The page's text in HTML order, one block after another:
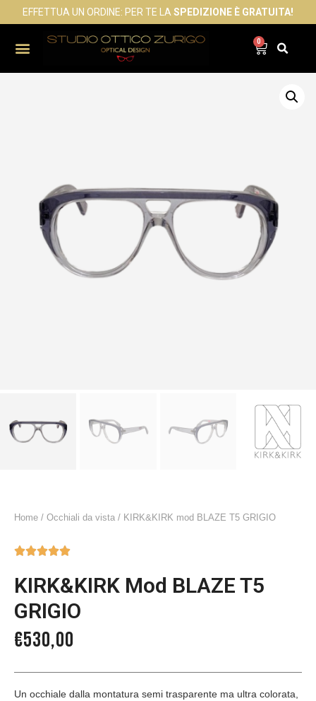
EFFETTUA UN ORDINE: PER TE LA SPEDIZIONE È GRATUITA!
0
Home / Occhiali da vista / KIRK&KIRK mod BLAZE T5 GRIGIO

KIRK&KIRK Mod BLAZE T5
GRIGIO
€530,00
Un occhiale dalla montatura semi trasparente ma ultra colorata,